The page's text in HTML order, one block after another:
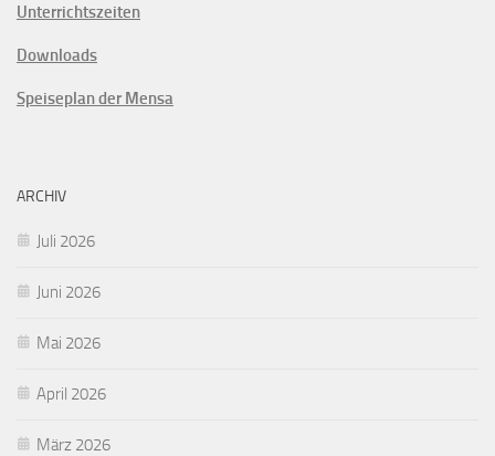
Unterrichtszeiten
Downloads
Speiseplan der Mensa
ARCHIV
Juli 2026
Juni 2026
Mai 2026
April 2026
März 2026